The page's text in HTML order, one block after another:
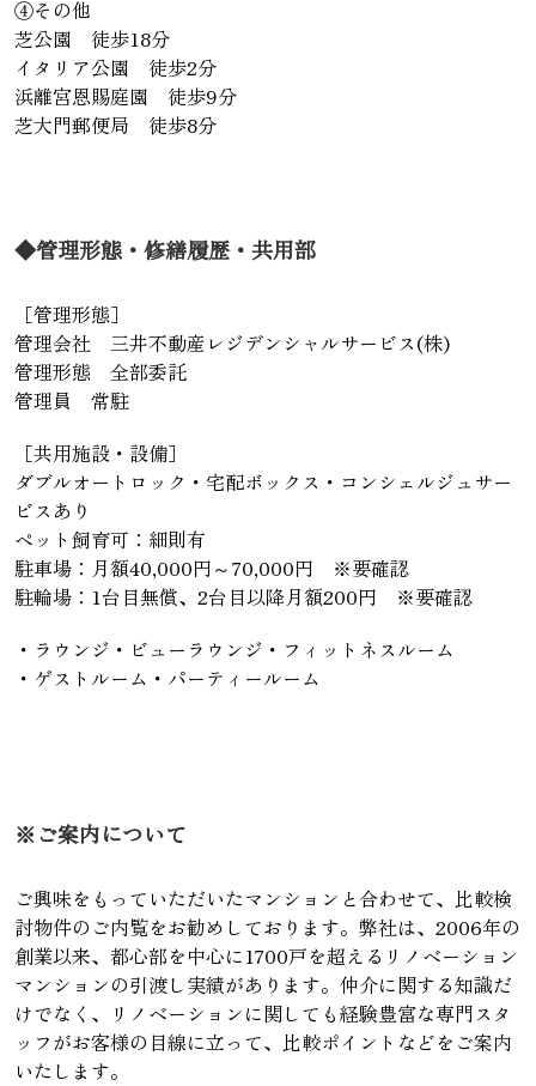
④その他
芝公園 徒歩18分
イタリア公園 徒歩2分
浜離宮恩賜庭園 徒歩9分
芝大門郵便局 徒歩8分
◆管理形態・修繕履歴・共用部
［管理形態］
管理会社 三井不動産レジデンシャルサービス(株)
管理形態 全部委託
管理員 常駐
［共用施設・設備］
ダブルオートロック・宅配ボックス・コンシェルジュサー
ビスあり
ペット飼育可：細則有
駐車場：月額40,000円～70,000円 ※要確認
駐輪場：1台目無償、2台目以降月額200円 ※要確認
・ラウンジ・ビューラウンジ・フィットネスルーム
・ゲストルーム・パーティールーム
※ご案内について
ご興味をもっていただいたマンションと合わせて、比較検
討物件のご内覧をお勧めしております。弊社は、2006年の
創業以来、都心部を中心に1700戸を超えるリノベーション
マンションの引渡し実績があります。仲介に関する知識だ
けでなく、リノベーションに関しても経験豊富な専門スタ
ッフがお客様の目線に立って、比較ポイントなどをご案内
いたします。